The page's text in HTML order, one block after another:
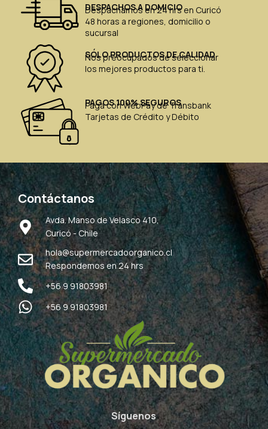
DESPACHOS A DOMICIO
Despachamos en 24 hrs en Curicó
48 horas a regiones, domicilio o
sucursal
SÓLO PRODUCTOS DE CALIDAD
Nos preocupados de seleccionar
los mejores productos para ti.
PAGOS 100% SEGUROS
Paga con WebPay de Transbank
Tarjetas de Crédito y Débito
Contáctanos
Avda. Manso de Velasco 410,
Curicó - Chile
hola@supermercadoorganico.cl
Respondemos en 24 hrs
+56 9 91803981
+56 9 91803981
Síguenos